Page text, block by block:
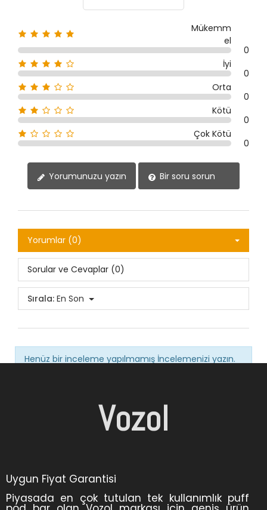
Mükemm
el
0
İyi
0
Orta
0
Kötü
0
Çok Kötü
0
Yorumunuzu yazın Bir soru sorun
Yorumlar (0)
Sorular ve Cevaplar (0)
Sırala: En Son
Henüz bir inceleme yapılmamış İncelemenizi yazın.
Vozol
Uygun Fiyat Garantisi
Piyasada en çok tutulan tek kullanımlık puff